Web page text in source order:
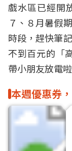
戲水區已經開
７、８月暑假
時段，趕快筆
不到百元的「
帶小朋友放電
本週優惠券